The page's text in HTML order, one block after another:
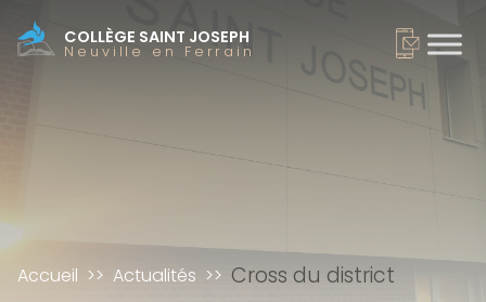
COLLÈGE SAINT JOSEPH
Neuville en Ferrain
Accueil Actualités Cross du district